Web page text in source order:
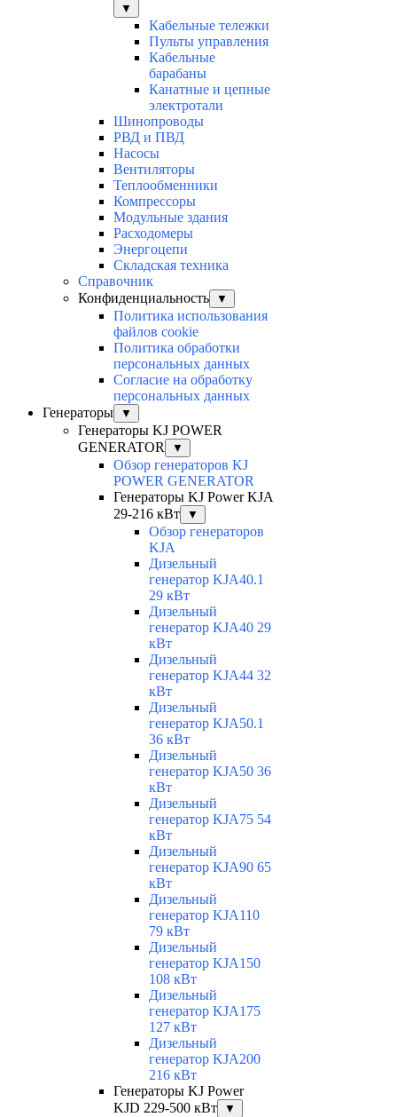
▼
Кабельные тележки
Пульты управления
Кабельные
барабаны
Канатные и цепные
электротали
Шинопроводы
РВД и ПВД
Насосы
Вентиляторы
Теплообменники
Компрессоры
Модульные здания
Расходомеры
Энергоцепи
Складская техника
Справочник
Конфиденциальность
▼
Политика использования
файлов cookie
Политика обработки
персональных данных
Согласие на обработку
персональных данных
Генераторы
▼
Генераторы KJ POWER
GENERATOR
▼
Обзор генераторов KJ
POWER GENERATOR
Генераторы KJ Power KJA
29-216 кВт
▼
Обзор генераторов
KJA
Дизельный
генератор KJA40.1
29 кВт
Дизельный
генератор KJA40 29
кВт
Дизельный
генератор KJA44 32
кВт
Дизельный
генератор KJA50.1
36 кВт
Дизельный
генератор KJA50 36
кВт
Дизельный
генератор KJA75 54
кВт
Дизельный
генератор KJA90 65
кВт
Дизельный
генератор KJA110
79 кВт
Дизельный
генератор KJA150
108 кВт
Дизельный
генератор KJA175
127 кВт
Дизельный
генератор KJA200
216 кВт
Генераторы KJ Power
KJD 229-500 кВт
▼